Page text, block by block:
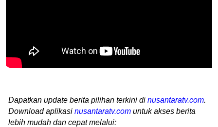
Dapatkan update berita pilihan terkini di nusantaratv.com.
Download aplikasi nusantaratv.com untuk akses berita
lebih mudah dan cepat melalui: